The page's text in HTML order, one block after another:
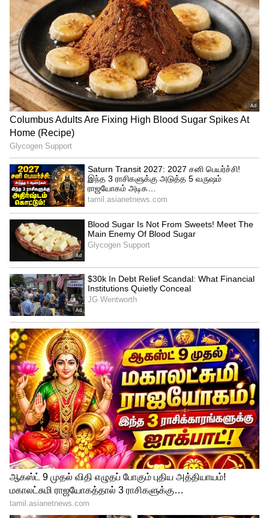
இதுவே முதல் முறை!
வரும் பிப்ரவரி மாதம் ஐபிஎல் தொடரில்
பங்கேற்கும் வீராங்கனைகளுக்கான ஏலம்
நடத்தப்பட இருப்பதாக தகவல்
வெளியாகிறது. இதைத் தொடர்ந்து மார்ச்
மாதம் முதல் முறையாக மகளிருக்கான
ஐபிஎல் கிரிக்கெட் தொடர் நடத்தப்பட
இருக்கிறது. ஆனால், இதுவரை ஐபிஎல்
தொடருக்கான போட்டி அட்டவணை குறித்து
எந்த தகவலும் வெளியாகவில்லை என்பது
குறிப்பிடத்தக்கது.
முதல் 5 லீக்குகளுக்கான மீடியா உரிமை:
NFL - கால்பந்து லீக் - ஒரு போட்டிக்கு ரூ.135